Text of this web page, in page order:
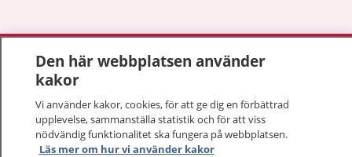
1177 på flera språk
Om 1177
Kontakt
Den här webbplatsen använder
kakor
Vi använder kakor, cookies, för att ge dig en förbättrad
upplevelse, sammanställa statistik och för att viss
nödvändig funktionalitet ska fungera på webbplatsen.
Läs mer om hur vi använder kakor